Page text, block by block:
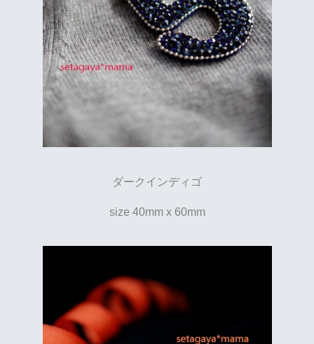
ダークインディゴ
size 40mm x 60mm